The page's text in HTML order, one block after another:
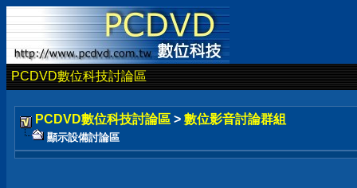
PCDVD數位科技討論區
PCDVD數位科技討論區 > 數位影音討論群組
顯示設備討論區